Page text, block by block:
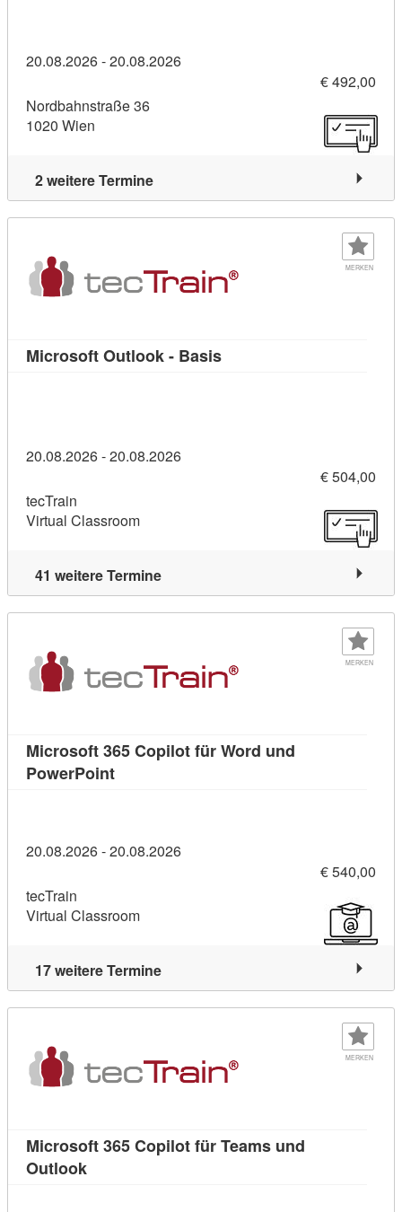
20.08.2026 - 20.08.2026
€ 492,00
Nordbahnstraße 36
1020 Wien
2 weitere Termine
MERKEN
Microsoft Outlook - BasisKursdetail: Microsoft
20.08.2026 - 20.08.2026
€ 504,00
tecTrain
Virtual Classroom
41 weitere Termine
MERKEN
Microsoft 365 Copilot für Word und
PowerPointKursdetail: Microsoft 365 Copilot für
20.08.2026 - 20.08.2026
€ 540,00
tecTrain
Virtual Classroom
17 weitere Termine
MERKEN
Microsoft 365 Copilot für Teams und
OutlookKursdetail: Microsoft 365 Copilot für Teams